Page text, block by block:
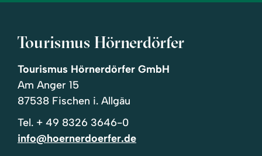
Tourismus Hörnerdörfer
Tourismus Hörnerdörfer GmbH
Am Anger 15
87538 Fischen i. Allgäu
Tel. + 49 8326 3646-0
info@hoernerdoerfer.de